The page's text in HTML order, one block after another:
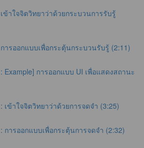
ข้าใจจิตวิทยาว่าด้วยกระบวนการรับรู้
ารออกแบบเพื่อกระตุ้นกระบวนรับรู้ (2:11)
Example] การออกแบบ UI เพื่อแสดงสถานะ
เข้าใจจิตวิทยาว่าด้วยการจดจำ (3:25)
การออกแบบเพื่อกระตุ้นการจดจำ (2:32)